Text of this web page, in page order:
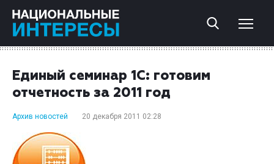
Единый семинар 1С: готовим
отчетность за 2011 год
Архив новостей 20 декабря 2011 02:28